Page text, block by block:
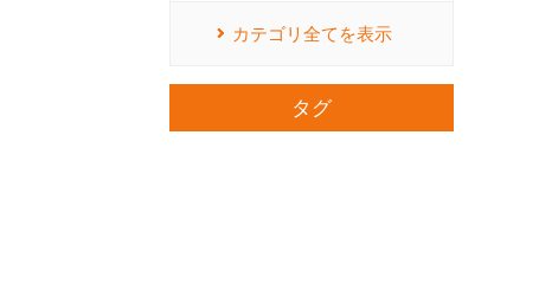
カテゴリ全てを表示
タグ